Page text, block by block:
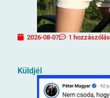
2026-08-07 1 hozzászólás
Küldjél